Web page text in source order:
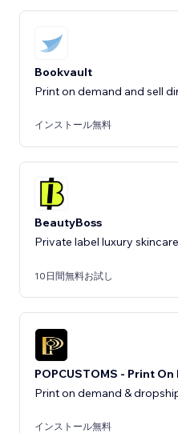
Bookvault
Print on demand and sell
インストール無料
BeautyBoss
Private label luxury
10日間無料お試し
POPCUSTOMS - Print On
Print on demand &
インストール無料